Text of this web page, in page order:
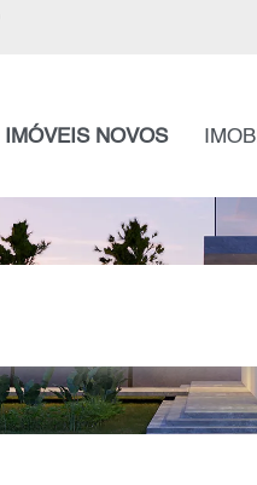
IMÓVEIS NOVOS